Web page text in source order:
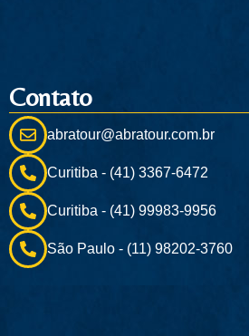
Contato
abratour@abratour.com.br
Curitiba - (41) 3367-6472
Curitiba - (41) 99983-9956
São Paulo - (11) 98202-3760